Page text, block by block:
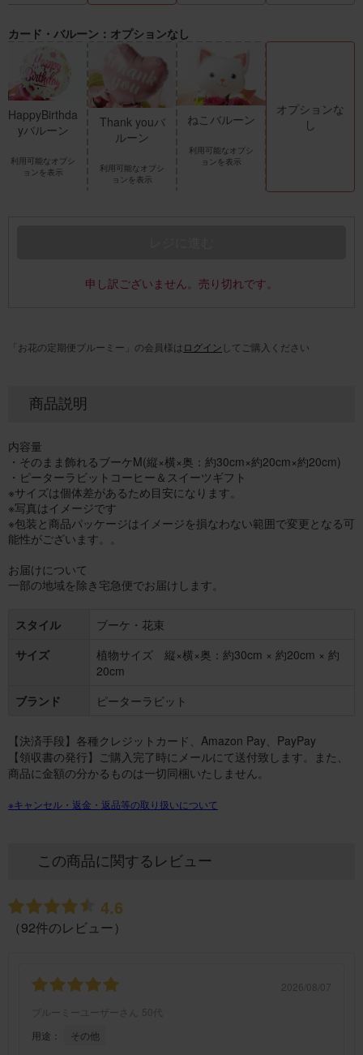
カード・バルーン：オプションなし
HappyBirthda
yバルーン
利用可能なオプシ
ョンを表示
Thank youバ
ルーン
利用可能なオプシ
ョンを表示
ねこバルーン
利用可能なオプシ
ョンを表示
オプションな
し
申し訳ございません。売り切れです。
「お花の定期便ブルーミー」の会員様は ログイン してご購入ください
商品説明
内容量
・そのまま飾れるブーケM(縦×横×奥：約30cm×約20cm×約20cm)
・ピーターラビットコーヒー＆スイーツギフト
※サイズは個体差があるため目安になります。
※写真はイメージです
※包装と商品パッケージはイメージを損なわない範囲で変更となる可
能性がございます。。
お届けについて
一部の地域を除き宅急便でお届けします。
スタイル
ブーケ・花束
サイズ
植物サイズ 縦×横×奥：約30cm × 約20cm × 約
20cm
ブランド
ピーターラビット
【決済手段】各種クレジットカード、Amazon Pay、PayPay
【領収書の発行】ご購入完了時にメールにて送付致します。また、
商品に金額の分かるものは一切同梱いたしません。
※キャンセル・返金・返品等の取り扱いについて
この商品に関するレビュー
4.6
（92件のレビュー）
2026/08/07
ブルーミーユーザーさん
50代
用途：
その他